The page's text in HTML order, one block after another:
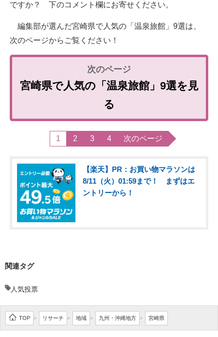
ですか？ 下のコメント欄にお寄せください。
編集部が選んだ宮崎県で人気の「温泉旅館」9選は、
次のページからご覧ください！
宮崎県で人気の「温泉旅館」9選を見
る
1 2 3 4 次のページ
【楽天】PR：お買い物マラソンは
8/11（火）01:59まで！ まずはエ
ントリーから！
関連タグ
人気投票
TOP > リサーチ > 地域 > 九州・沖縄地方 > 宮崎県